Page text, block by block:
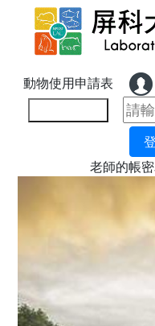
動物使用申請表
老師的帳